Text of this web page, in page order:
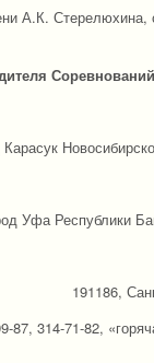
А.К. Стерелюхина,
Уфа Республики
191186,
87, 314-71-82,